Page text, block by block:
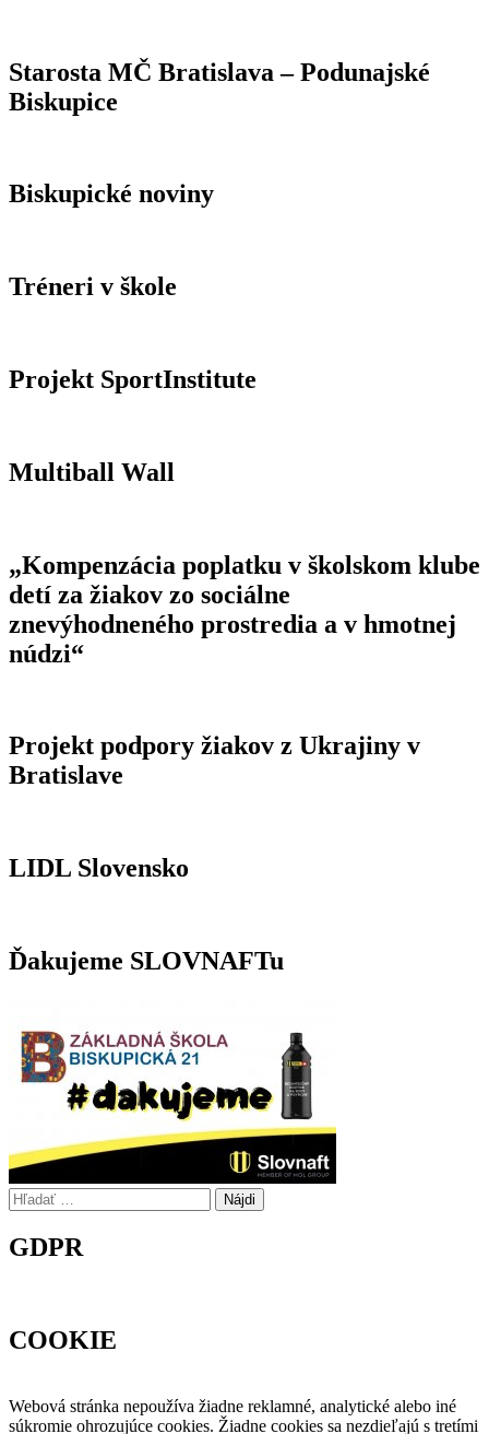
Starosta MČ Bratislava – Podunajské
Biskupice
Biskupické noviny
Tréneri v škole
Projekt SportInstitute
Multiball Wall
„Kompenzácia poplatku v školskom klube
detí za žiakov zo sociálne
znevýhodneného prostredia a v hmotnej
núdzi“
Projekt podpory žiakov z Ukrajiny v
Bratislave
LIDL Slovensko
Ďakujeme SLOVNAFTu
Hľadať:
GDPR
COOKIE
Webová stránka nepoužíva žiadne reklamné, analytické alebo iné
súkromie ohrozujúce cookies. Žiadne cookies sa nezdieľajú s tretími